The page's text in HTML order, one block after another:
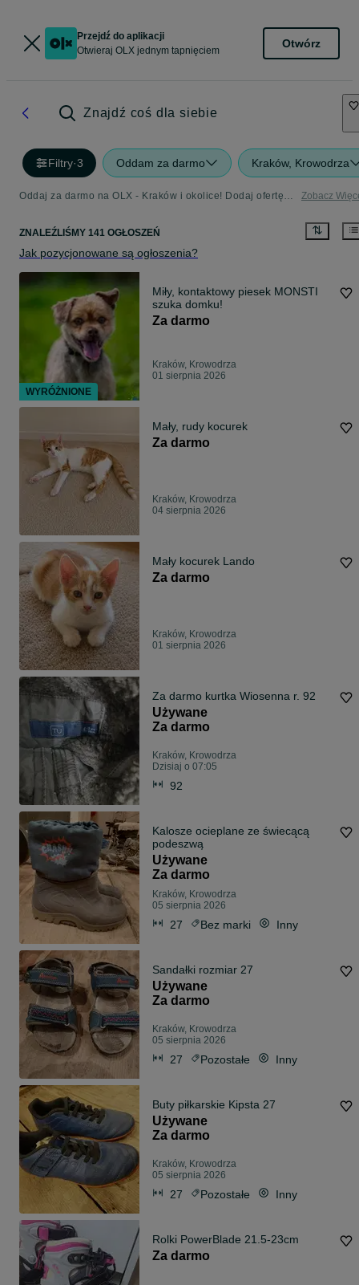
Przejdź do aplikacji
Otwieraj OLX jednym tapnięciem
Otwórz
Znajdź coś dla siebie
Filtry·3 Oddam za darmo Kraków, Krowodrza
Oddaj za darmo na OLX - Kraków i okolice! Dodaj ofertę w kategorii Oddam za Darmo Zobacz
ZNALEŹLIŚMY 141 OGŁOSZEŃ
Jak pozycjonowane są ogłoszenia?
Miły, kontaktowy piesek MONSTI
szuka domku!
Za darmo
Kraków, Krowodrza
01 sierpnia 2026
Mały, rudy kocurek
Za darmo
Kraków, Krowodrza
04 sierpnia 2026
Mały kocurek Lando
Za darmo
Kraków, Krowodrza
01 sierpnia 2026
Za darmo kurtka Wiosenna r. 92
Używane
Za darmo
Kraków, Krowodrza
Dzisiaj o 07:05
92
Kalosze ocieplane ze świecącą
podeszwą
Używane
Za darmo
Kraków, Krowodrza
05 sierpnia 2026
27 Bez marki Inny
Sandałki rozmiar 27
Używane
Za darmo
Kraków, Krowodrza
05 sierpnia 2026
27 Pozostałe Inny
Buty piłkarskie Kipsta 27
Używane
Za darmo
Kraków, Krowodrza
05 sierpnia 2026
27 Pozostałe Inny
Rolki PowerBlade 21.5-23cm
Za darmo
WYRÓŻNIONE